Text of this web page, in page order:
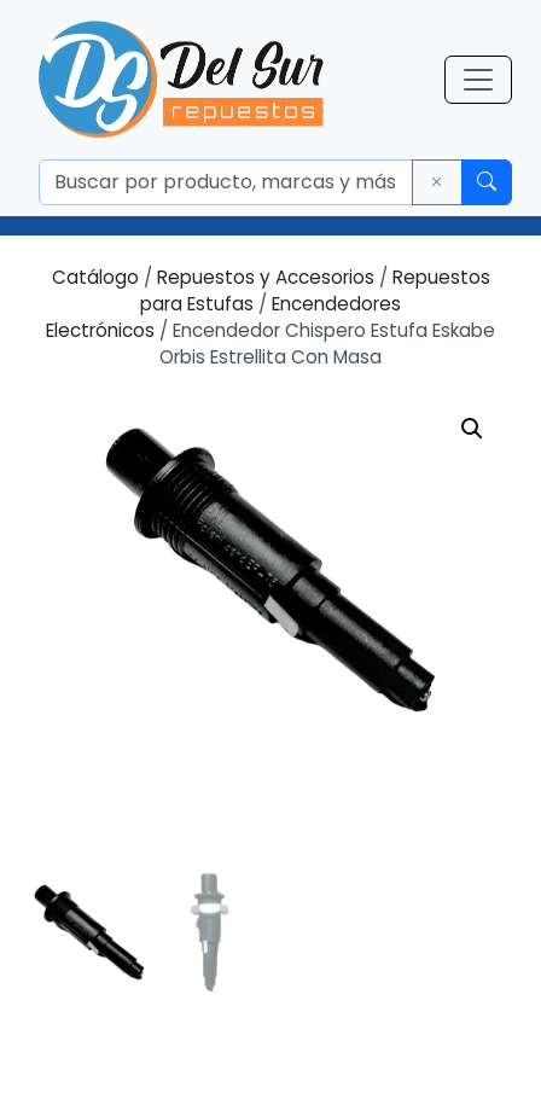
Catálogo / Repuestos y Accesorios / Repuestos
para Estufas / Encendedores
Electrónicos / Encendedor Chispero Estufa Eskabe
Orbis Estrellita Con Masa